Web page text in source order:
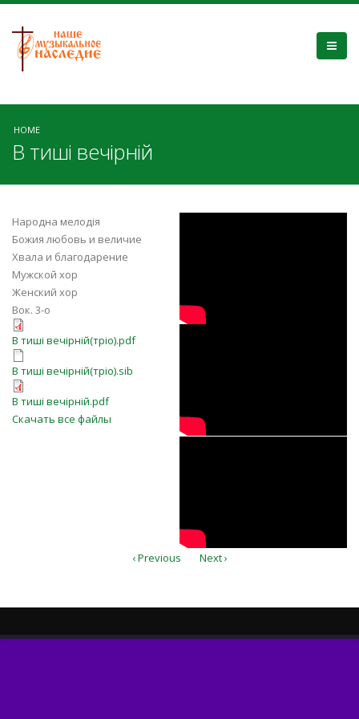
HOME
В тиші вечірній
Народна мелодія
Божия любовь и величие
Хвала и благодарение
Мужской хор
Женский хор
Вок. 3-о
В тиші вечірній(тріо).pdf
В тиші вечірній(тріо).pdf
В тиші вечірній(тріо).sib
В тиші вечірній(тріо).sib
В тиші вечірній.pdf
В тиші вечірній.pdf
Скачать все файлы
‹ Previous Next ›